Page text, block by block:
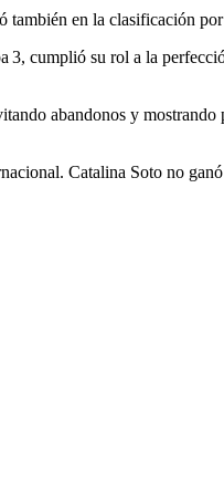
también en la clasificación
3, cumplió su rol a la
abandonos y mostrando
Catalina Soto no